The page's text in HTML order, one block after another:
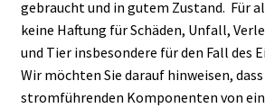
gebraucht und in gutem Zustand. Für
keine Haftung für Schäden, Unfall,
und Tier insbesondere für den Fall des
Wir möchten Sie darauf hinweisen,
stromführenden Komponenten von